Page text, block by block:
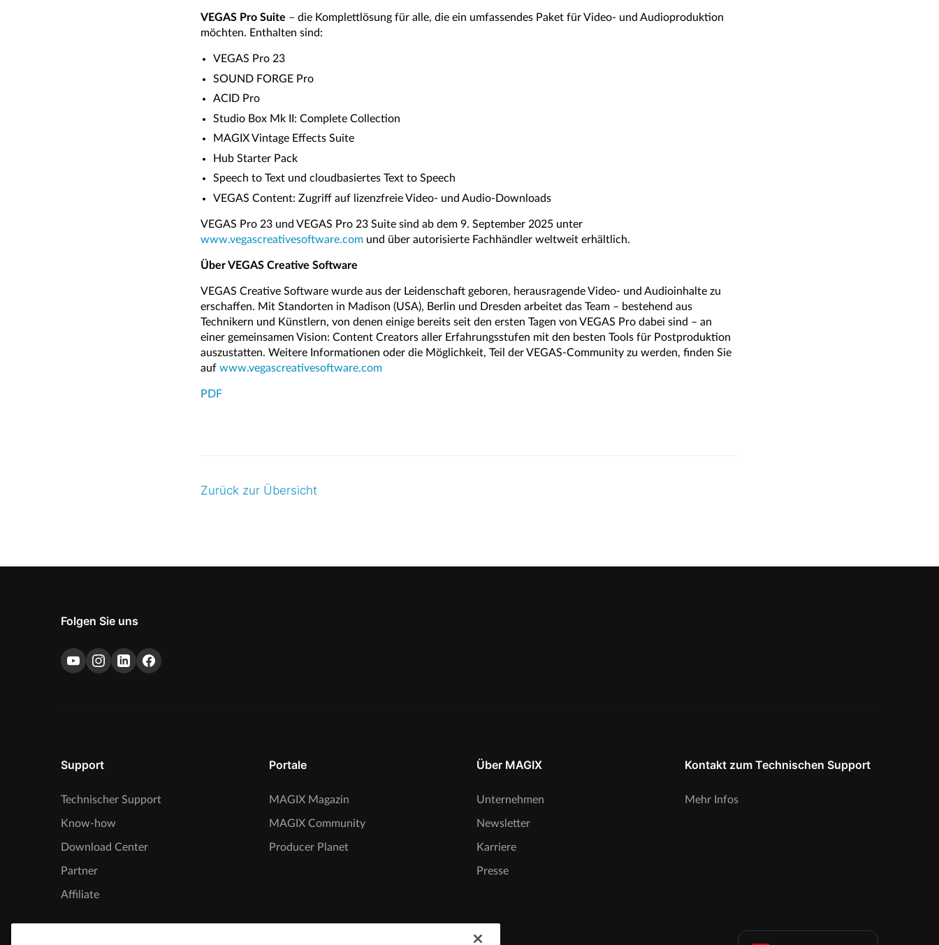
VEGAS Pro Suite – die Komplettlösung für alle, die ein umfassendes Paket für Video- und Audioproduktion
möchten. Enthalten sind:
VEGAS Pro 23
SOUND FORGE Pro
ACID Pro
Studio Box Mk II: Complete Collection
MAGIX Vintage Effects Suite
Hub Starter Pack
Speech to Text und cloudbasiertes Text to Speech
VEGAS Content: Zugriff auf lizenzfreie Video- und Audio-Downloads
VEGAS Pro 23 und VEGAS Pro 23 Suite sind ab dem 9. September 2025 unter
www.vegascreativesoftware.com und über autorisierte Fachhändler weltweit erhältlich.
Über VEGAS Creative Software
VEGAS Creative Software wurde aus der Leidenschaft geboren, herausragende Video- und Audioinhalte zu
erschaffen. Mit Standorten in Madison (USA), Berlin und Dresden arbeitet das Team – bestehend aus
Technikern und Künstlern, von denen einige bereits seit den ersten Tagen von VEGAS Pro dabei sind – an
einer gemeinsamen Vision: Content Creators aller Erfahrungsstufen mit den besten Tools für Postproduktion
auszustatten. Weitere Informationen oder die Möglichkeit, Teil der VEGAS-Community zu werden, finden Sie
auf www.vegascreativesoftware.com
PDF
Zurück zur Übersicht
Folgen Sie uns
Support
Technischer Support
Know-how
Download Center
Partner
Affiliate
Portale
MAGIX Magazin
MAGIX Community
Producer Planet
Über MAGIX
Unternehmen
Newsletter
Karriere
Presse
Kontakt zum Technischen Support
Mehr Infos